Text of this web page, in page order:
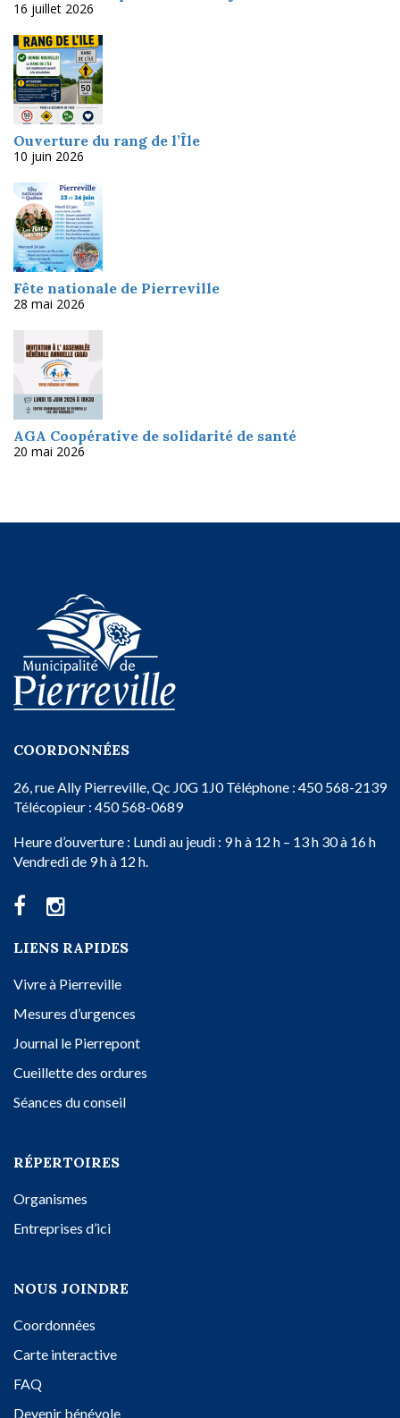
16 juillet 2026
Ouverture du rang de l’Île
10 juin 2026
Fête nationale de Pierreville
28 mai 2026
AGA Coopérative de solidarité de santé
20 mai 2026
COORDONNÉES
26, rue Ally Pierreville, Qc J0G 1J0Téléphone : 450 568-2139
Télécopieur : 450 568-0689
Heure d’ouverture : Lundi au jeudi : 9 h à 12 h – 13 h 30 à 16 h
Vendredi de 9 h à 12 h.
LIENS RAPIDES
Vivre à Pierreville
Mesures d’urgences
Journal le Pierrepont
Cueillette des ordures
Séances du conseil
RÉPERTOIRES
Organismes
Entreprises d’ici
NOUS JOINDRE
Coordonnées
Carte interactive
FAQ
Devenir bénévole